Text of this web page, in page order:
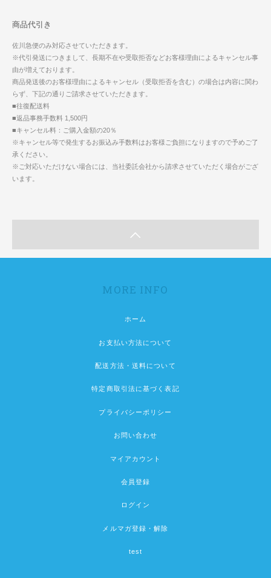
商品代引き
佐川急便のみ対応させていただきます。
※代引発送につきまして、長期不在や受取拒否などお客様理由によるキャンセル事
由が増えております。
商品発送後のお客様理由によるキャンセル（受取拒否を含む）の場合は内容に関わ
らず、下記の通りご請求させていただきます。
■往復配送料
■返品事務手数料 1,500円
■キャンセル料：ご購入金額の20％
※キャンセル等で発生するお振込み手数料はお客様ご負担になりますので予めご了
承ください。
※ご対応いただけない場合には、当社委託会社から請求させていただく場合がござ
います。
MORE INFO
ホーム
お支払い方法について
配送方法・送料について
特定商取引法に基づく表記
プライバシーポリシー
お問い合わせ
マイアカウント
会員登録
ログイン
メルマガ登録・解除
test